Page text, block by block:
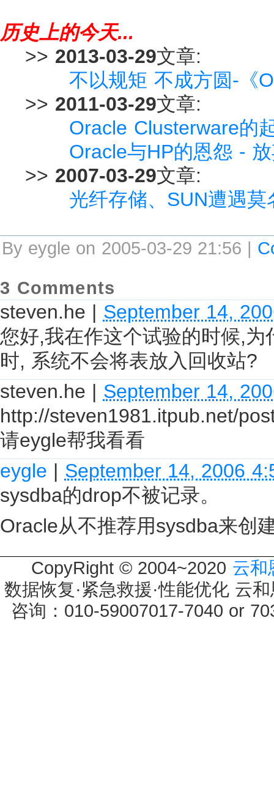
历史上的今天...
>> 2013-03-29文章:
不以规矩 不成方圆-《
>> 2011-03-29文章:
Oracle Clusterware的
Oracle与HP的恩怨 -
>> 2007-03-29文章:
光纤存储、SUN遭遇莫
By eygle on 2005-03-29 21:56 |
3 Comments
steven.he | September 14,
您好,我在作这个试验的时候,
时, 系统不会将表放入回收站?
steven.he | September 14,
http://steven1981.itpub.net/
请eygle帮我看看
eygle | September 14, 2006
sysdba的drop不被记录。
Oracle从不推荐用sysdba来创
CopyRight © 2004~2020 云和
数据恢复·紧急救援·性能优化 云
咨询：010-59007017-7040 or